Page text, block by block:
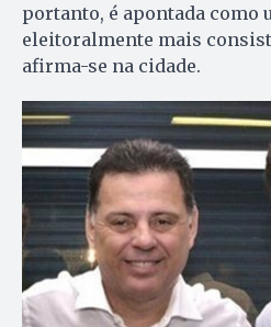
portanto, é apontada como
eleitoralmente mais
afirma-se na cidade.